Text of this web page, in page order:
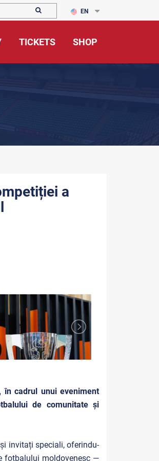
EN
TICKETS SHOP
a
în cadrul unui eveniment
de comunitate și
invitați speciali, oferindu-
fotbalului moldovenesc —